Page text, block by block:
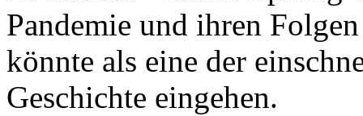
Pandemie und ihren
könnte als eine der
Geschichte eingehen.